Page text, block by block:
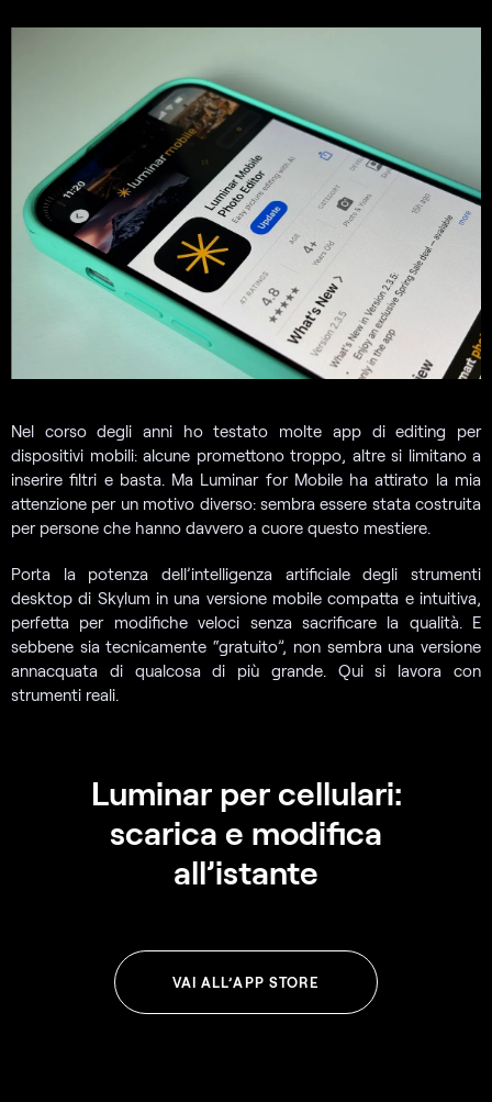
Nel corso degli anni ho testato molte app di editing per
dispositivi mobili: alcune promettono troppo, altre si limitano a
inserire filtri e basta. Ma Luminar for Mobile ha attirato la mia
attenzione per un motivo diverso: sembra essere stata costruita
per persone che hanno davvero a cuore questo mestiere.
Porta la potenza dell’intelligenza artificiale degli strumenti
desktop di Skylum in una versione mobile compatta e intuitiva,
perfetta per modifiche veloci senza sacrificare la qualità. E
sebbene sia tecnicamente “gratuito”, non sembra una versione
annacquata di qualcosa di più grande. Qui si lavora con
strumenti reali.
Luminar per cellulari:
scarica e modifica
all’istante
VAI ALL’APP STORE